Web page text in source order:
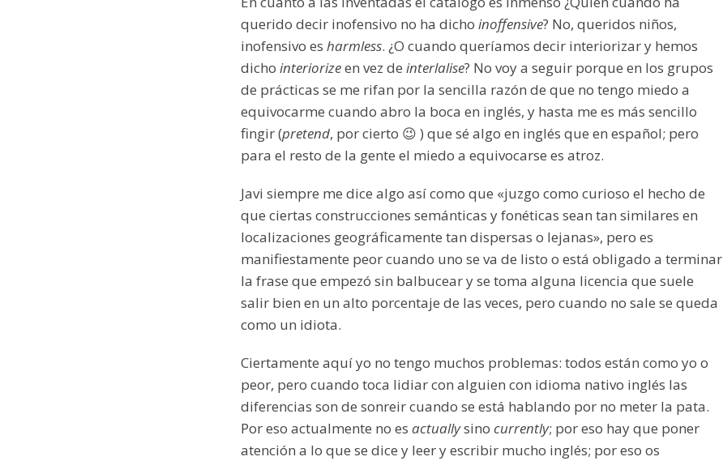
querido decir inofensivo no ha dicho inoffensive? No, queridos niños,
inofensivo es harmless. ¿O cuando queríamos decir interiorizar y hemos
dicho interiorizeen vez de interlalise? No voy a seguir porque en los grupos
de prácticas se me rifan por la sencilla razón de que no tengo miedo a
equivocarme cuando abro la boca en inglés, y hasta me es más sencillo
fingir (pretend, por cierto 😉 ) que sé algo en inglés que en español; pero
para el resto de la gente el miedo a equivocarse es atroz.
Javi siempre me dice algo así como que «juzgo como curioso el hecho de
que ciertas construcciones semánticas y fonéticas sean tan similares en
localizaciones geográficamente tan dispersas o lejanas», pero es
manifiestamente peor cuando uno se va de listo o está obligado a terminar
la frase que empezó sin balbucear y se toma alguna licencia que suele
salir bien en un alto porcentaje de las veces, pero cuando no sale se queda
como un idiota.
Ciertamente aquí yo no tengo muchos problemas: todos están como yo o
peor, pero cuando toca lidiar con alguien con idioma nativo inglés las
diferencias son de sonreir cuando se está hablando por no meter la pata.
Por eso actualmente no es actuallysino currently; por eso hay que poner
atención a lo que se dice y leer y escribir mucho inglés; por eso os